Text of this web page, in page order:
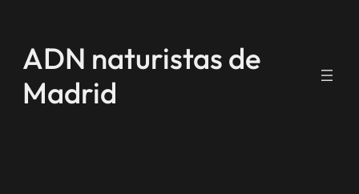
contenido
ADN naturistas de
Madrid